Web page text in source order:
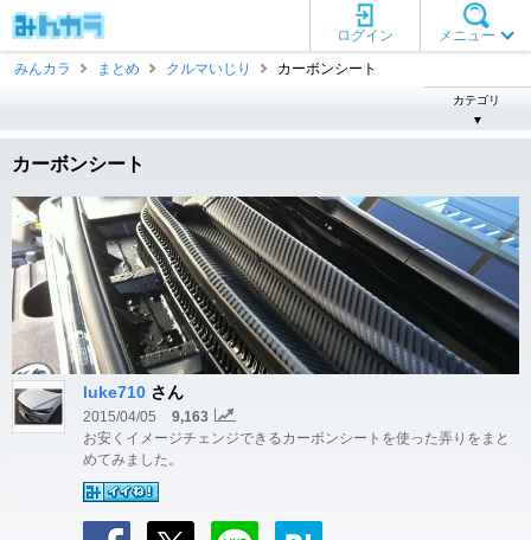
メニュー
ログイン
みんカラ
まとめ クルマいじり カーボンシート
カテゴリ
▼
カーボンシート
luke710 さん
2015/04/05
9,163
お安くイメージチェンジできるカーボンシートを使った弄りをまと
めてみました。